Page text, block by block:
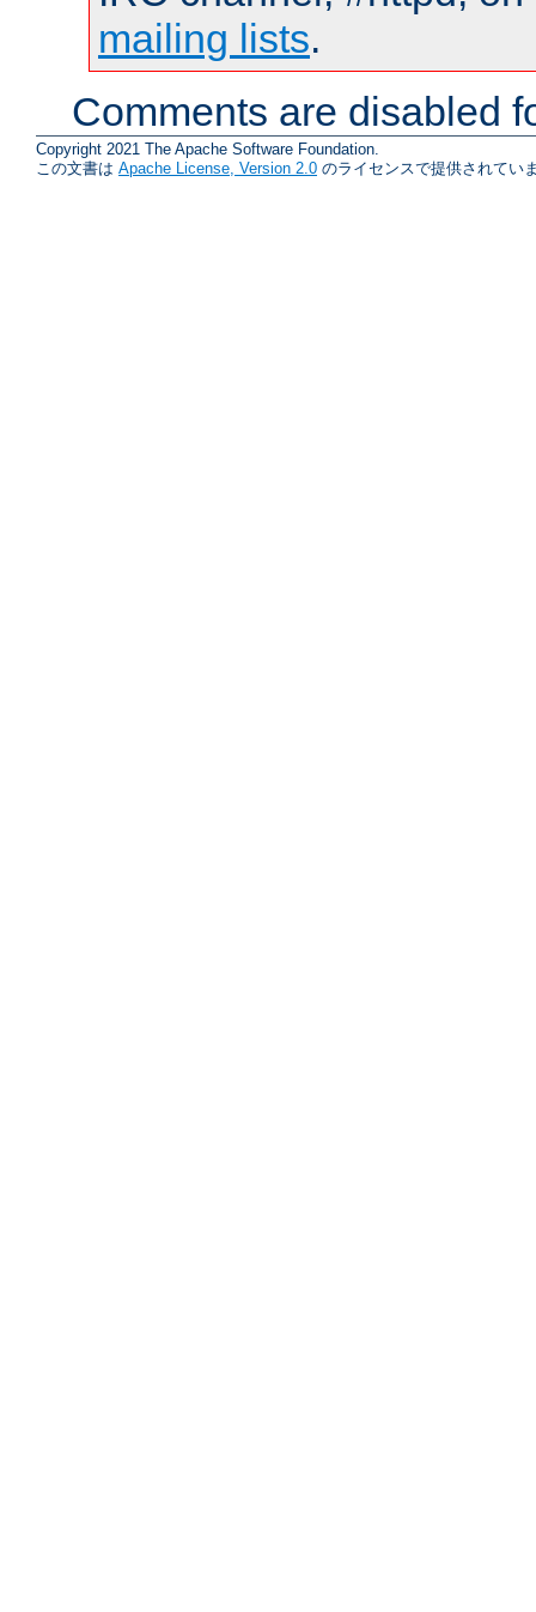
mailing lists.
Comments are disabled
Copyright 2021 The Apache Software Foundation.
この文書は Apache License, Version 2.0 のライセンスで提供されてい